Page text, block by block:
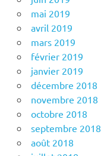
mai 2019
avril 2019
mars 2019
février 2019
janvier 2019
décembre 2018
novembre 2018
octobre 2018
septembre 2018
août 2018